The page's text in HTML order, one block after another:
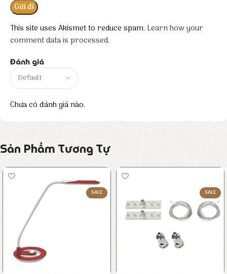
Đánh giá
Chưa có đánh giá nào.
This site uses Akismet to reduce spam. Learn how your
comment data is processed.
Sản Phẩm Tương Tự
SALE SALE